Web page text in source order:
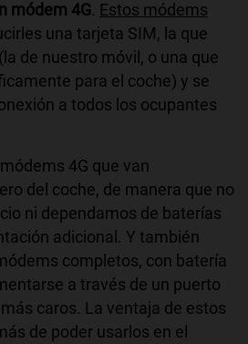
módem 4G. Estos módems
una tarjeta SIM, la que
de nuestro móvil, o una que
para el coche) y se
a todos los ocupantes
4G que van
del coche, de manera que no
ni dependamos de baterías
adicional. Y también
completos, con batería
a través de un puerto
caros. La ventaja de estos
de poder usarlos en el